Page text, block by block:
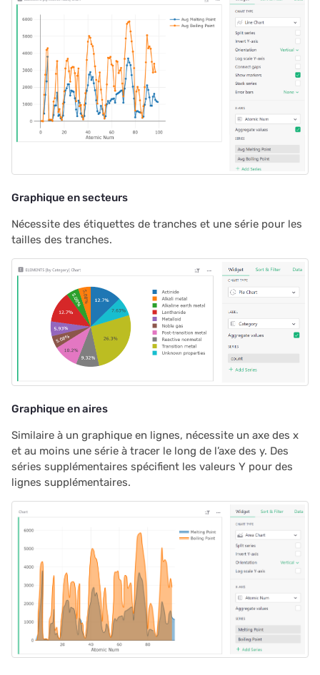
2023/10
2023/09
2023/08
2023/07
2023/04
2023/01
2022/09
2022/07
2022/06
2022/05
2022/04
Graphique en secteurs
Nécessite des étiquettes de tranches et une série pour les
tailles des tranches.
Graphique en aires
Similaire à un graphique en lignes, nécessite un axe des x
et au moins une série à tracer le long de l’axe des y. Des
séries supplémentaires spécifient les valeurs Y pour des
lignes supplémentaires.